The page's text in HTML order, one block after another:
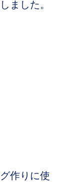
ました。
作りに使